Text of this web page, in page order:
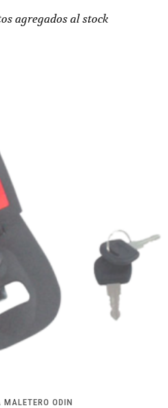
agregados al stock
ODIN